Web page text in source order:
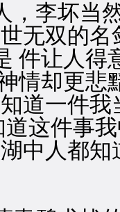
李坏当
双的名
让人得
情却更悲
一件我
这件事
人都知